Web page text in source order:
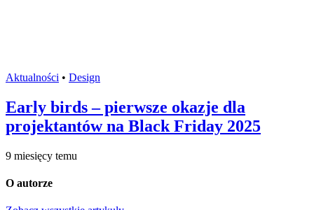
Aktualności • Design
Early birds – pierwsze okazje dla
projektantów na Black Friday 2025
9 miesięcy temu
O autorze